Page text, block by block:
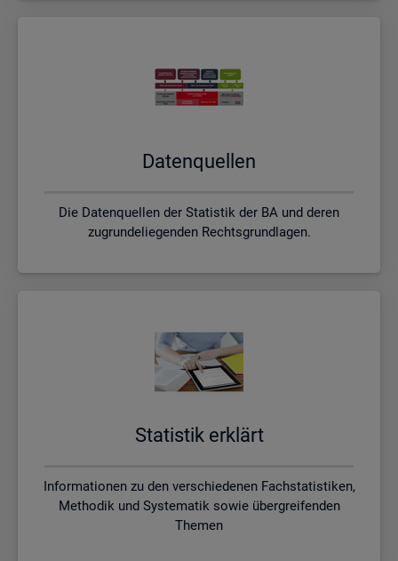
Da­ten­quel­len
Die Datenquellen der Statistik der BA und deren
zugrundeliegenden Rechtsgrundlagen.
Sta­tis­tik er­klärt
Informationen zu den verschiedenen Fachstatistiken,
Methodik und Systematik sowie übergreifenden
Themen